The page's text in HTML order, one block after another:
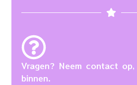
Vragen? Neem contact
binnen.